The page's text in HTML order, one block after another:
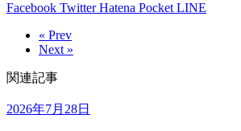
Facebook TwitterHatena Pocket LINE
« Prev
Next »
関連記事
2026年7月28日